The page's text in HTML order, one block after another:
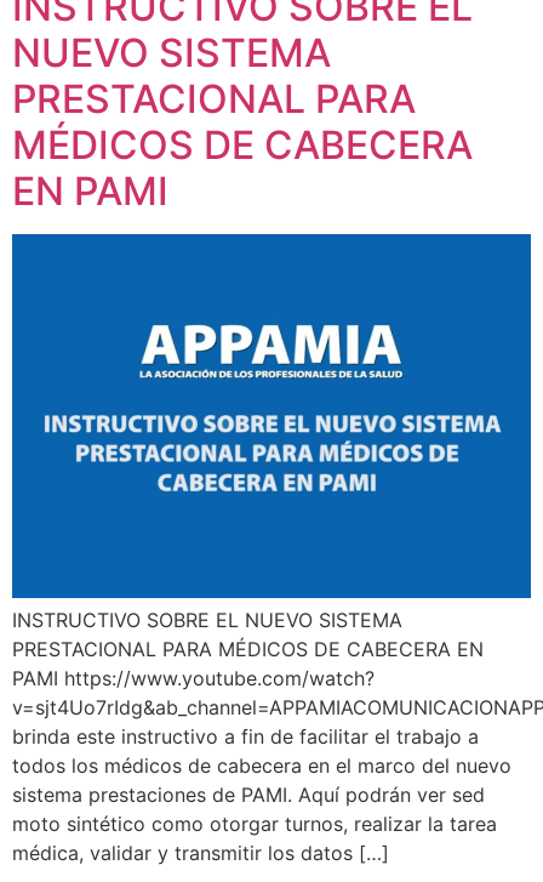
NUEVO SISTEMA
PRESTACIONAL PARA
MÉDICOS DE CABECERA
EN PAMI
INSTRUCTIVO SOBRE EL NUEVO SISTEMA
PRESTACIONAL PARA MÉDICOS DE CABECERA EN
PAMI https://www.youtube.com/watch?
brinda este instructivo a fin de facilitar el trabajo a
todos los médicos de cabecera en el marco del nuevo
sistema prestaciones de PAMI. Aquí podrán ver sed
moto sintético como otorgar turnos, realizar la tarea
médica, validar y transmitir los datos […]